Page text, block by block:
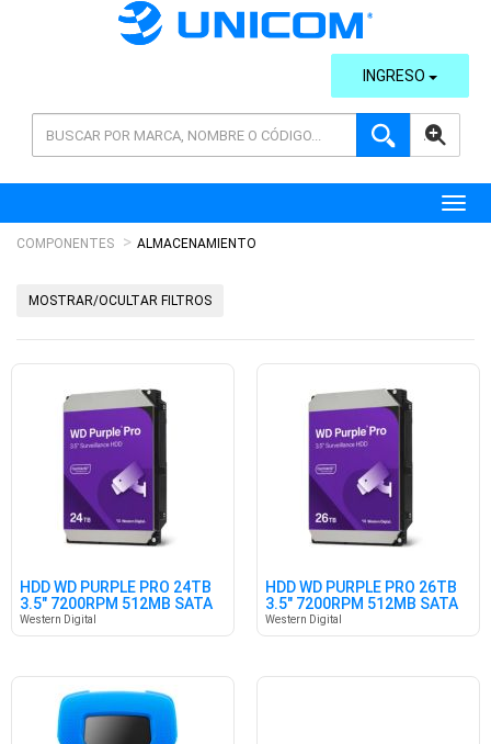
AVANZADA
INGRESO
COMPONENTES ALMACENAMIENTO
MOSTRAR/OCULTAR FILTROS
HDD WD PURPLE PRO 24TB
3.5" 7200RPM 512MB SATA
CMR
Western Digital
HDD WD PURPLE PRO 26TB
3.5" 7200RPM 512MB SATA
Western Digital